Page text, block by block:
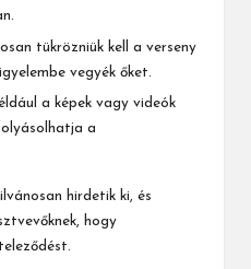
tükrözniük kell a verseny
vegyék őket.
a képek vagy videók
a
hirdetik ki, és
hogy